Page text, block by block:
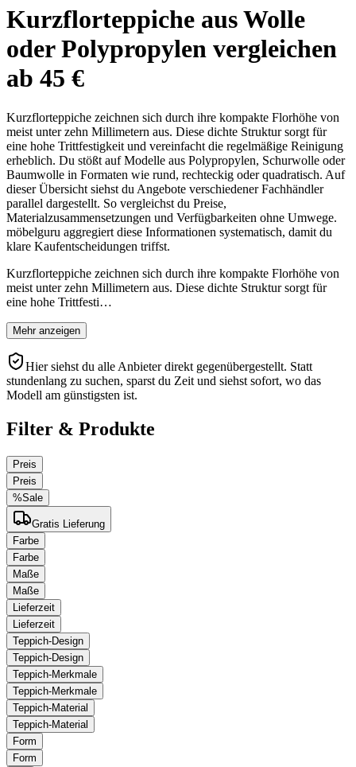
Kurzflorteppiche aus Wolle
oder Polypropylen vergleichen
ab 45 €
Kurzflorteppiche zeichnen sich durch ihre kompakte Florhöhe von
meist unter zehn Millimetern aus. Diese dichte Struktur sorgt für
eine hohe Trittfestigkeit und vereinfacht die regelmäßige Reinigung
erheblich. Du stößt auf Modelle aus Polypropylen, Schurwolle oder
Baumwolle in Formaten wie rund, rechteckig oder quadratisch. Auf
dieser Übersicht siehst du Angebote verschiedener Fachhändler
parallel dargestellt. So vergleichst du Preise,
Materialzusammensetzungen und Verfügbarkeiten ohne Umwege.
möbelguru aggregiert diese Informationen systematisch, damit du
klare Kaufentscheidungen triffst.
Kurzflorteppiche zeichnen sich durch ihre kompakte Florhöhe von
meist unter zehn Millimetern aus. Diese dichte Struktur sorgt für
eine hohe Trittfesti…
Mehr anzeigen
Hier siehst du alle Anbieter direkt gegenübergestellt. Statt
stundenlang zu suchen, sparst du Zeit und siehst sofort, wo das
Modell am günstigsten ist.
Filter & Produkte
Preis
Preis
%Sale
Gratis Lieferung
Farbe
Farbe
Maße
Maße
Lieferzeit
Lieferzeit
Teppich-Design
Teppich-Design
Teppich-Merkmale
Teppich-Merkmale
Teppich-Material
Teppich-Material
Form
Form